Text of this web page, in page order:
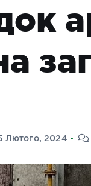
Лютого, 2024